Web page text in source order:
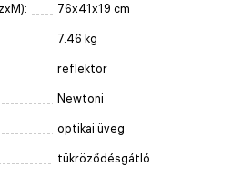
76x41x19 cm
7.46 kg
reflektor
Newtoni
optikai üveg
tükröződésgátló